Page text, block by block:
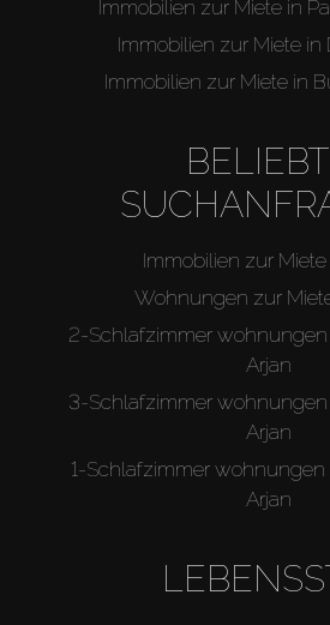
Immobilien zur Miete in
Immobilien zur Miete in
Immobilien zur Miete in
Immobilien zur Miete
Wohnungen zur
2-Schlafzimmer
Arjan
3-Schlafzimmer
Arjan
1-Schlafzimmer wohnungen
Arjan